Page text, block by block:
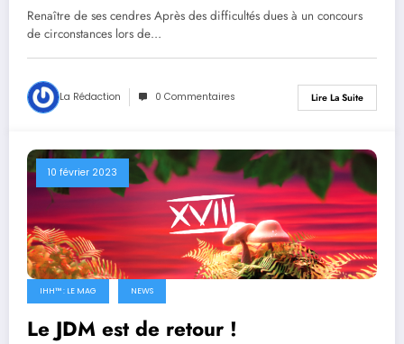
Renaître de ses cendres Après des difficultés dues à un concours
de circonstances lors de…
La Rédaction 0 Commentaires Lire La Suite
10 février 2023
IHH™ : LE MAG NEWS
Le JDM est de retour !